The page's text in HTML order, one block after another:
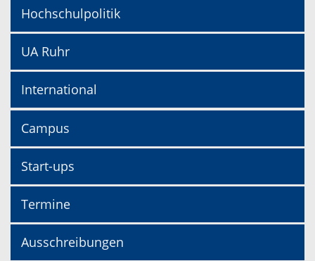
Hochschulpolitik
UA Ruhr
International
Campus
Start-ups
Termine
Ausschreibungen